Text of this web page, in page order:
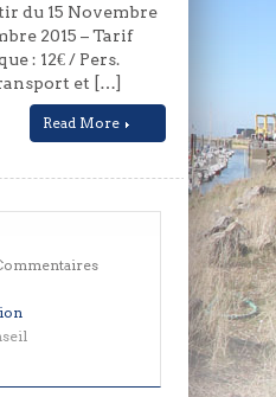
du 15 Novembre
2015 – Tarif
: 12€ / Pers.
et […]
Read More